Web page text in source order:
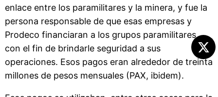
enlace entre los paramilitares y la minera, y fue la
persona responsable de que esas empresas y
Prodeco financiaran a los grupos paramilitares
con el fin de brindarle seguridad a sus
operaciones. Esos pagos eran alrededor de treinta
millones de pesos mensuales (PAX, ibidem).